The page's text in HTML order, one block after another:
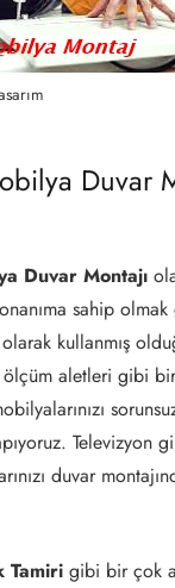
Duvar
Duvar Montajı
sahip
kullanmış
aletleri gibi
Televizyon
duvar
Tamiri gibi bir çok